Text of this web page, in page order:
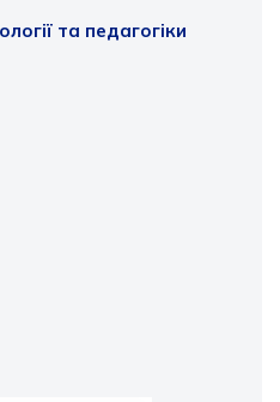
та педагогіки